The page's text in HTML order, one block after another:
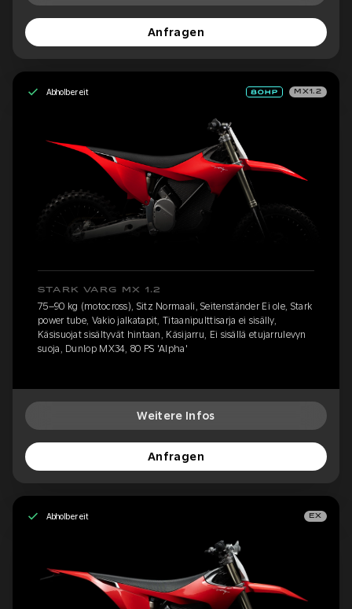
Anfragen
Abholbereit MX1.2
STARK VARG MX 1.2
75–90 kg (motocross), Sitz Normaali, Seitenständer Ei ole, Stark
power tube, Vakio jalkatapit, Titaanipulttisarja ei sisälly,
Käsisuojat sisältyvät hintaan, Käsijarru, Ei sisällä etujarrulevyn
suoja, Dunlop MX34, 80 PS 'Alpha'
Weitere Infos
Anfragen
Abholbereit EX